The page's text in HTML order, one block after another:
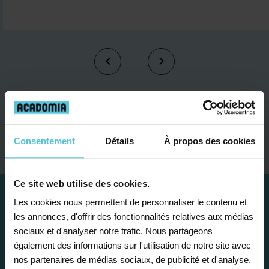
Consentement Détails À propos des cookies
Ce site web utilise des cookies.
Les cookies nous permettent de personnaliser le contenu et
les annonces, d'offrir des fonctionnalités relatives aux médias
sociaux et d'analyser notre trafic. Nous partageons
également des informations sur l'utilisation de notre site avec
nos partenaires de médias sociaux, de publicité et d'analyse,